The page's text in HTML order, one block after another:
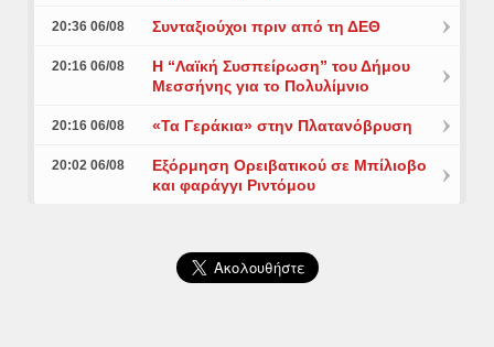
20:36 06/08 Συνταξιούχοι πριν από τη ΔΕΘ
20:16 06/08
Η “Λαϊκή Συσπείρωση” του Δήμου
Μεσσήνης για το Πολυλίμνιο
20:16 06/08 «Τα Γεράκια» στην Πλατανόβρυση
20:02 06/08
Εξόρμηση Ορειβατικού σε Μπίλιοβο
και φαράγγι Ριντόμου